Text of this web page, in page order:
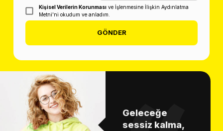
Kişisel Verilerin Korunması ve İşlenmesine İlişkin Aydınlatma
Metni'ni okudum ve anladım.
GÖNDER
Geleceğe
sessiz kalma,